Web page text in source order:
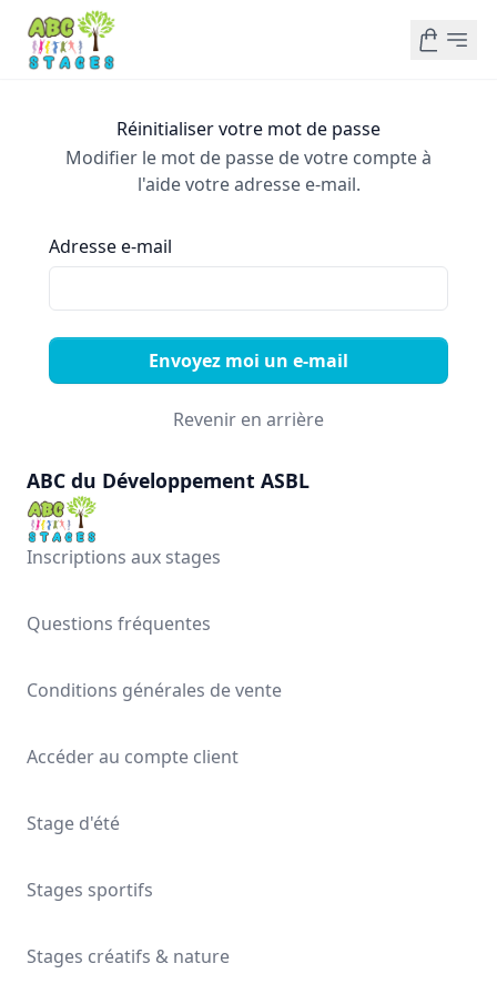
Réinitialiser votre mot de passe
Modifier le mot de passe de votre compte à
l'aide votre adresse e-mail.
Adresse e-mail
Envoyez moi un e-mail
Revenir en arrière
ABC du Développement ASBL
Inscriptions aux stages
Questions fréquentes
Conditions générales de vente
Accéder au compte client
Stage d'été
Stages sportifs
Stages créatifs & nature